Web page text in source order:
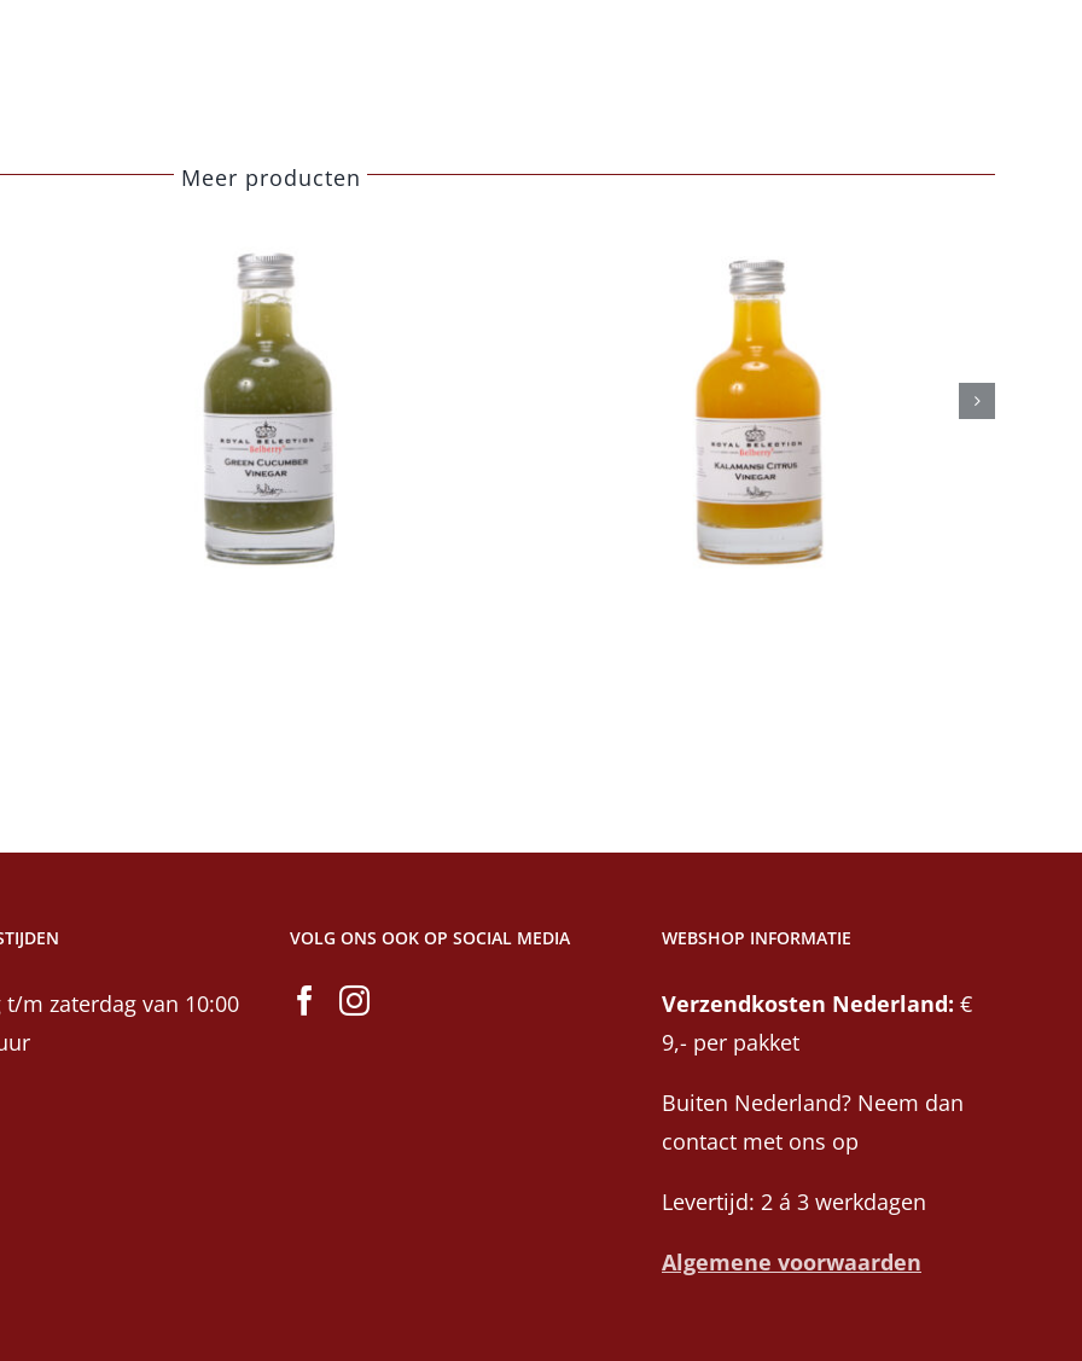
Meer producten
Belberry sinaasappel
azijn
Azijn Fine food
€8,50
Toevoegen aan
Belberry Camaroon
mango azijn
Azijn Fine food
€8,50
Toevoegen aan
t/m zaterdag van 10:00
VOLG ONS OOK OP SOCIAL MEDIA WEBSHOP INFORMATIE
Verzendkosten Nederland: €
9,- per pakket
Buiten Nederland? Neem dan
contact met ons op
Levertijd: 2 á 3 werkdagen
Algemene voorwaarden